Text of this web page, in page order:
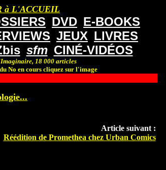
à L'ACCUEIL
DVD E-BOOKS
JEUX LIVRES
sfm CINÉ-VIDÉOS
18 000 articles
No en cours cliquez sur l'image
Article suivant :
Réédition de Promethea chez Urban Comics